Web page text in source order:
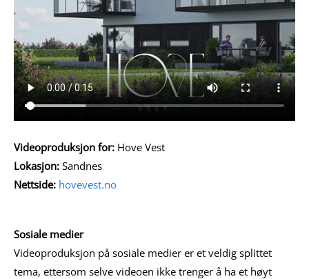
Videoproduksjon for: Hove Vest
Lokasjon: Sandnes
Nettside: hovevest.no
Sosiale medier
Videoproduksjon på sosiale medier er et veldig splittet
tema, ettersom selve videoen ikke trenger å ha et høyt